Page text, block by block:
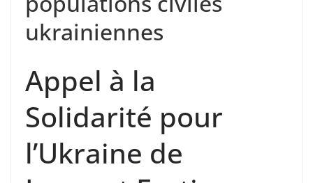
ukrainiennes
Appel à la
Solidarité pour
l’Ukraine de